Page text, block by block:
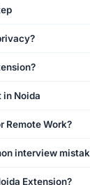
in Noida
Remote Work?
interview
Extension?